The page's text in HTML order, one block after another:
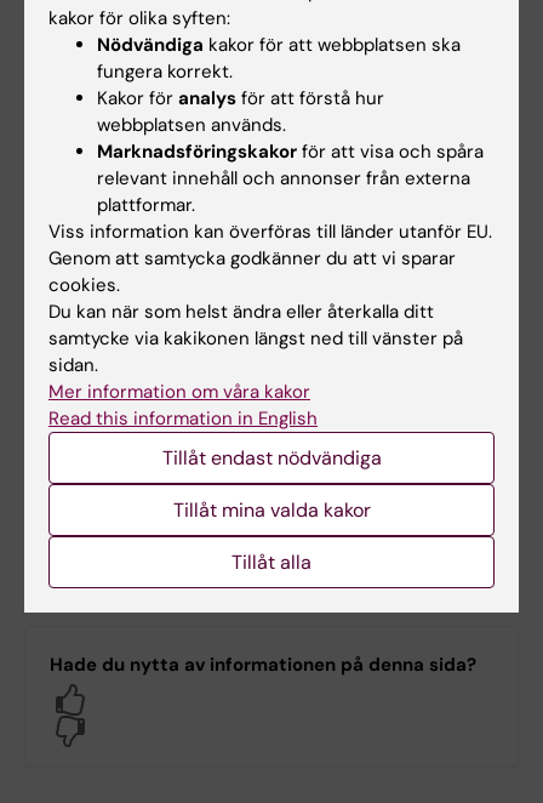
E-post:
lina.collsioo@ki.se
Lärplattformen
Canvas
Logga in i Canvas
Lär dig använda
Canvas i Canvas
Kursdeltagare vid
Användbar
information för dig
som ska gå en kurs
som ges som
uppdragsutbildning
vid KI.
Hade du nytta av informationen på denna sida?
kakor för olika syften:
Nödvändiga kakor för att webbplatsen ska
fungera korrekt.
Kakor för analys för att förstå hur
webbplatsen används.
Marknadsföringskakor för att visa och spåra
relevant innehåll och annonser från externa
plattformar.
Viss information kan överföras till länder utanför EU.
Genom att samtycka godkänner du att vi sparar
cookies.
Du kan när som helst ändra eller återkalla ditt
samtycke via kakikonen längst ned till vänster på
sidan.
Mer information om våra kakor
Read this information in English
Tillåt endast nödvändiga
Tillåt mina valda kakor
Tillåt alla